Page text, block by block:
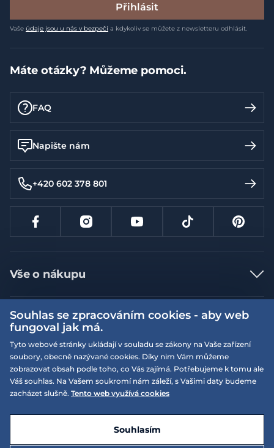
Přihlásit
Vaše údaje jsou u nás v bezpečí a kdykoliv se můžete z newsletteru odhlásit.
Máte otázky? Můžeme pomoci.
FAQ
Napište nám
+420 602 378 801
Vše o nákupu
Jak nakupovat
Nejčastější dotazy
Doprava a platba
Vrácení a výměna zboží
Reklamace
Velikostní tabulky
Více informací
Obchodní podmínky
Podmínky EQS věrnostního klubu
On-line katalogy
Dotace
Naše prodejny
EQS Rudná
E-shop vytvořila a technicky zajišťujeSIMPLIA.cz
Souhlas se zpracováním cookies - aby web
fungoval jak má.
Tyto webové stránky ukládají v souladu se zákony na Vaše zařízení
soubory, obecně nazývané cookies. Díky nim Vám můžeme
zobrazovat obsah podle toho, co Vás zajímá. Potřebujeme k tomu ale
Váš souhlas. Na Vašem soukromí nám záleží, s Vašimi daty budeme
zacházet slušně. Tento web využívá cookies
Souhlasím